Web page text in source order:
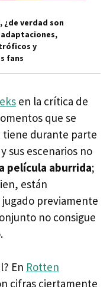
¿de verdad son
y
fans
en la crítica de
que se
tiene durante parte
sus escenarios no
película aburrida;
están
previamente
no consigue
En Rotten
cifras ciertamente